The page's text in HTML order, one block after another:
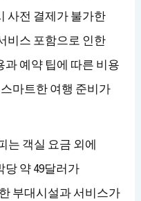
사전 결제가 불가한
비스 포함으로 인한
예약 팁에 따른 비용
마트한 여행 준비가
는 객실 요금 외에
당 약 49달러가
부대시설과 서비스가